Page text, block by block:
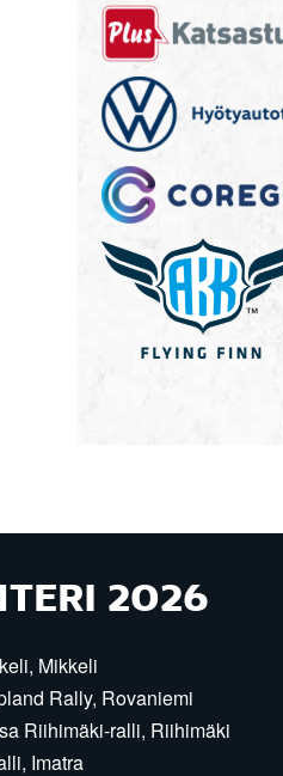
2026
Mikkeli
Rally, Rovaniemi
Riihimäki-ralli, Riihimäki
Imatra